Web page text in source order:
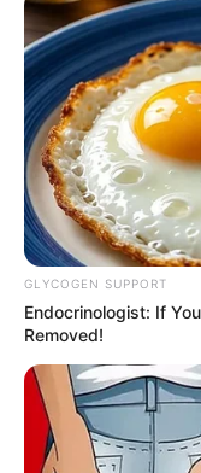
GLYCOGEN SUPPORT
Endocrinologist: If
Removed!